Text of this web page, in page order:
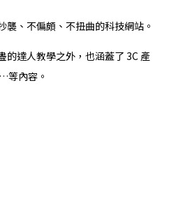
襲、不偏頗、不扭曲的科技網站。
的達人教學之外，也涵蓋了 3C 產
等內容。